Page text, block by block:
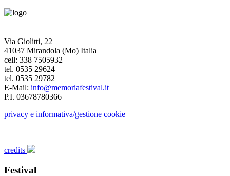
Via Giolitti, 22
41037 Mirandola (Mo) Italia
cell: 338 7505932
tel. 0535 29624
tel. 0535 29782
E-Mail: info@memoriafestival.it
P.I. 03678780366
privacy e informativa/gestione cookie
credits
Festival